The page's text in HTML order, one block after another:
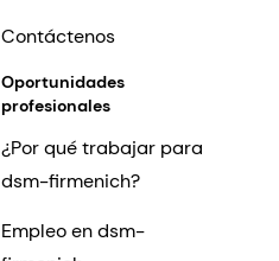
Contáctenos
Oportunidades
profesionales
¿Por qué trabajar para
dsm-firmenich?
Empleo en dsm-